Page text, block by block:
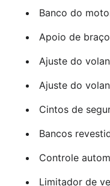
Banco do
Apoio de
Ajuste do
Ajuste do
Cintos de
Bancos
Controle
Limitador de